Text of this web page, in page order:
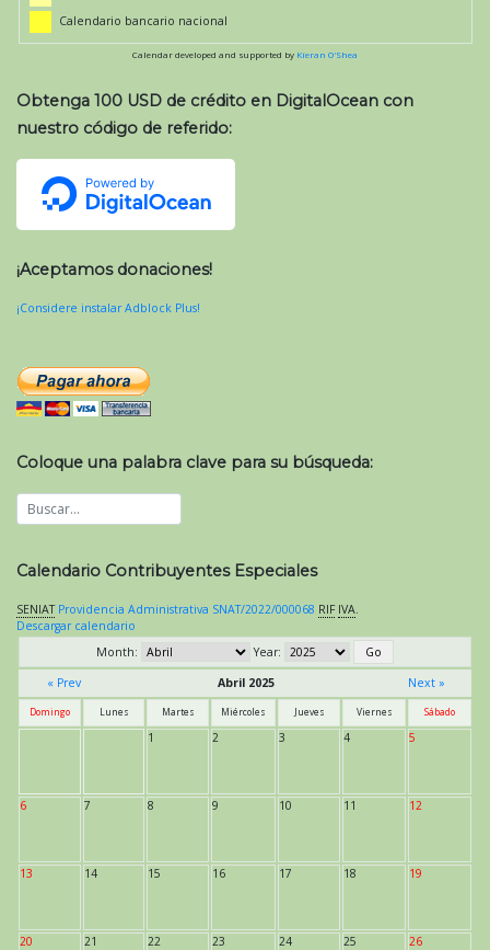
Calendario bancario nacional
Calendar developed and supported by Kieran O'Shea
Obtenga 100 USD de crédito en DigitalOcean con
nuestro código de referido:
¡Aceptamos donaciones!
¡Considere instalar Adblock Plus!
Coloque una palabra clave para su búsqueda:
Calendario Contribuyentes Especiales
SENIAT Providencia Administrativa SNAT/2022/000068 RIF IVA.
Descargar calendario
Month:
Year:
« Prev
Abril 2025 Next »
Domingo Lunes Martes Miércoles Jueves Viernes Sábado
1 2 3 4 5
6 7 8 9 10 11 12
13 14 15 16 17 18 19
20 21 22 23 24 25 26